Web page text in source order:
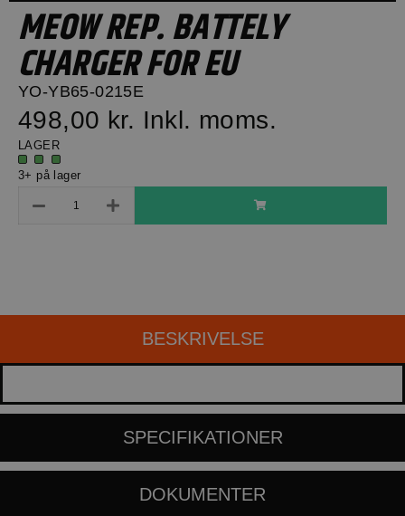
MEOW REP. BATTELY
CHARGER FOR EU
YO-YB65-0215E
498,00 kr. Inkl. moms.
LAGER
3+ på lager
BESKRIVELSE
SPECIFIKATIONER
DOKUMENTER